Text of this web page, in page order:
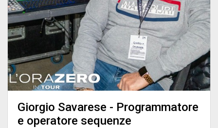
Giorgio Savarese - Programmatore
e operatore sequenze